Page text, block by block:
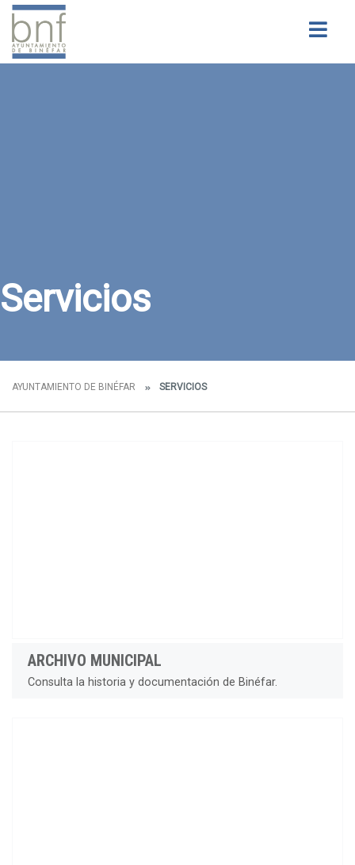
Servicios
AYUNTAMIENTO DE BINÉFAR SERVICIOS
ARCHIVO MUNICIPAL
Consulta la historia y documentación de Binéfar.